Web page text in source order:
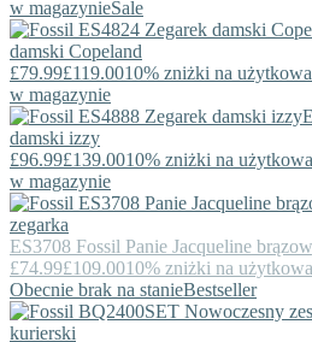
w magazynieSale
damski Copeland
£79.99£119.0010% zniżki na
w magazynie
damski izzy
£96.99£139.0010% zniżki na
w magazynie
ES3708 Fossil Panie Jacqueline
£74.99£109.0010% zniżki na
Obecnie brak na stanieBestseller